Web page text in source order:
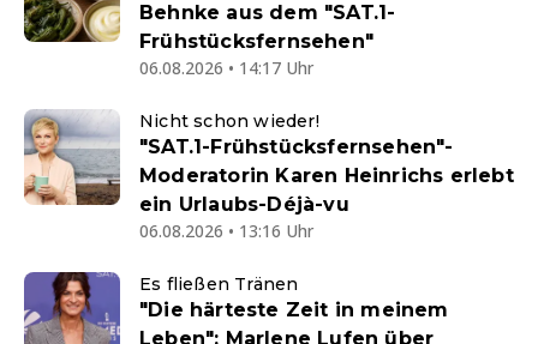
Behnke aus dem "SAT.1-
Frühstücksfernsehen"
06.08.2026 • 14:17 Uhr
Nicht schon wieder!
"SAT.1-Frühstücksfernsehen"-
Moderatorin Karen Heinrichs erlebt
ein Urlaubs-Déjà-vu
06.08.2026 • 13:16 Uhr
Es fließen Tränen
"Die härteste Zeit in meinem
Leben": Marlene Lufen über